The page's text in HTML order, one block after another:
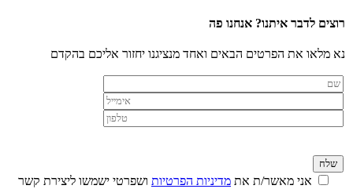
רוצים לדבר איתנו? אנחנו פה
נא מלאו את הפרטים הבאים ואחד מנציגנו יחזור אליכם בהקדם
אני מאשר/ת את מדיניות הפרטיות ושפרטי ישמשו ליצירת קשר